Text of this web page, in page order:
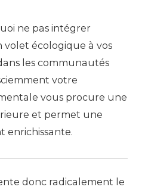
ne pas intégrer
écologique à vos
les communautés
votre
vous procure une
et permet une
enrichissante.
donc radicalement le